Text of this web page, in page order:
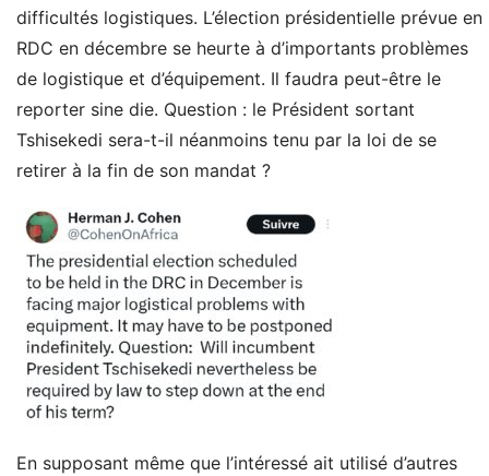
difficultés logistiques. L’élection présidentielle prévue en
RDC en décembre se heurte à d’importants problèmes
de logistique et d’équipement. Il faudra peut-être le
reporter sine die. Question : le Président sortant
Tshisekedi sera-t-il néanmoins tenu par la loi de se
retirer à la fin de son mandat ?
En supposant même que l’intéressé ait utilisé d’autres